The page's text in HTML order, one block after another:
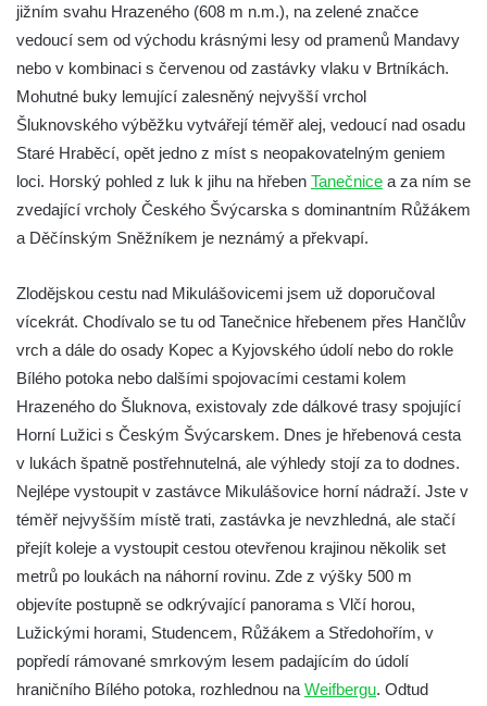
jižním svahu Hrazeného (608 m n.m.), na zelené značce
vedoucí sem od východu krásnými lesy od pramenů Mandavy
nebo v kombinaci s červenou od zastávky vlaku v Brtníkách.
Mohutné buky lemující zalesněný nejvyšší vrchol
Šluknovského výběžku vytvářejí téměř alej, vedoucí nad osadu
Staré Hraběcí, opět jedno z míst s neopakovatelným geniem
loci. Horský pohled z luk k jihu na hřeben Tanečnice a za ním se
zvedající vrcholy Českého Švýcarska s dominantním Růžákem
a Děčínským Sněžníkem je neznámý a překvapí.
Zlodějskou cestu nad Mikulášovicemi jsem už doporučoval
vícekrát. Chodívalo se tu od Tanečnice hřebenem přes Hančlův
vrch a dále do osady Kopec a Kyjovského údolí nebo do rokle
Bílého potoka nebo dalšími spojovacími cestami kolem
Hrazeného do Šluknova, existovaly zde dálkové trasy spojující
Horní Lužici s Českým Švýcarskem. Dnes je hřebenová cesta
v lukách špatně postřehnutelná, ale výhledy stojí za to dodnes.
Nejlépe vystoupit v zastávce Mikulášovice horní nádraží. Jste v
téměř nejvyšším místě trati, zastávka je nevzhledná, ale stačí
přejít koleje a vystoupit cestou otevřenou krajinou několik set
metrů po loukách na náhorní rovinu. Zde z výšky 500 m
objevíte postupně se odkrývající panorama s Vlčí horou,
Lužickými horami, Studencem, Růžákem a Středohořím, v
popředí rámované smrkovým lesem padajícím do údolí
hraničního Bílého potoka, rozhlednou na Weifbergu. Odtud